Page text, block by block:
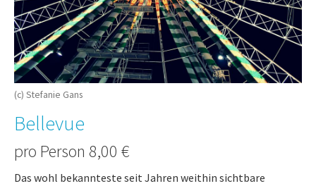
(c) Stefanie Gans
Bellevue
pro Person 8,00 €
Das wohl bekannteste seit Jahren weithin sichtbare